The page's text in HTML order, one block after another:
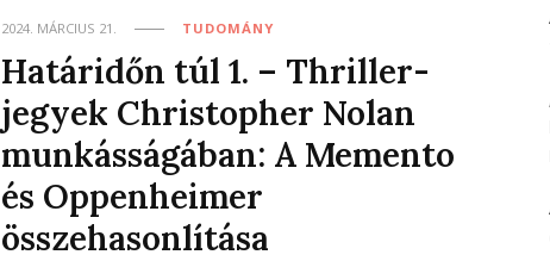
2024. MÁRCIUS 21. TUDOMÁNY
Határidőn túl 1. – Thriller-
jegyek Christopher Nolan
munkásságában: A Memento
és Oppenheimer
összehasonlítása